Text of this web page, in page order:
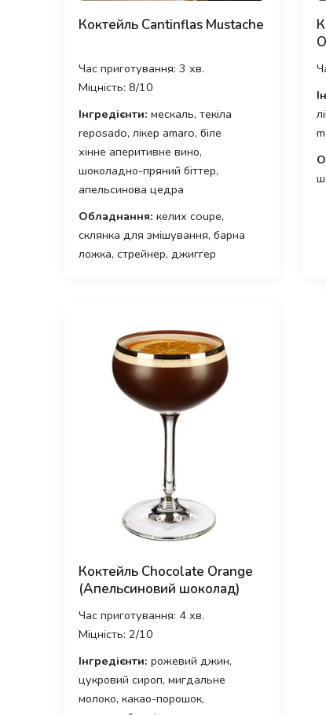
Коктейль Cantinflas Mustache
Час приготування: 3 хв.
Міцність: 8/10
Інгредієнти: мескаль, текіла
reposado, лікер amaro, біле
хінне аперитивне вино,
шоколадно-пряний біттер,
апельсинова цедра
Обладнання: келих coupe,
склянка для змішування, барна
ложка, стрейнер, джиггер
Коктейль Chocolate Orange
(Апельсиновий шоколад)
Час приготування: 4 хв.
Міцність: 2/10
Інгредієнти: рожевий джин,
цукровий сироп, мигдальне
молоко, какао-порошок,